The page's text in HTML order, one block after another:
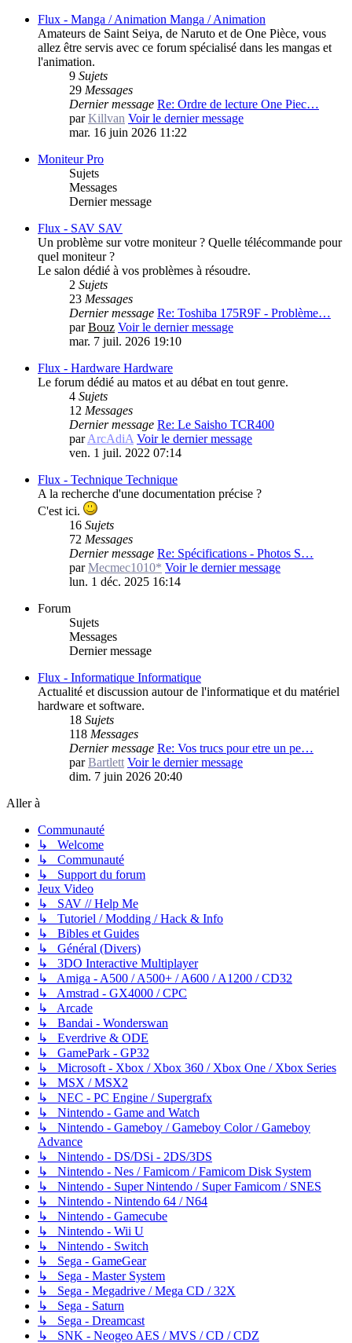
Flux - Manga / Animation Manga / Animation
Amateurs de Saint Seiya, de Naruto et de One Pièce, vous
allez être servis avec ce forum spécialisé dans les mangas et
l'animation.
9 Sujets
29 Messages
Dernier message Re: Ordre de lecture One Piec…
parKillvan Voir le dernier message
mar. 16 juin 2026 11:22
Moniteur Pro
Sujets
Messages
Dernier message
Flux - SAV SAV
Un problème sur votre moniteur ? Quelle télécommande pour
quel moniteur ?
Le salon dédié à vos problèmes à résoudre.
2 Sujets
23 Messages
Dernier message Re: Toshiba 175R9F - Problème…
parBouz Voir le dernier message
mar. 7 juil. 2026 19:10
Flux - Hardware Hardware
Le forum dédié au matos et au débat en tout genre.
4 Sujets
12 Messages
Dernier message Re: Le Saisho TCR400
parArcAdiA Voir le dernier message
ven. 1 juil. 2022 07:14
Flux - Technique Technique
A la recherche d'une documentation précise ?
C'est ici.
16 Sujets
72 Messages
Dernier message Re: Spécifications - Photos S…
parMecmec1010* Voir le dernier message
lun. 1 déc. 2025 16:14
Forum
Sujets
Messages
Dernier message
Flux - Informatique Informatique
Actualité et discussion autour de l'informatique et du matériel
hardware et software.
18 Sujets
118 Messages
Dernier message Re: Vos trucs pour etre un pe…
parBartlett Voir le dernier message
dim. 7 juin 2026 20:40
Aller à
Communauté
↳ Welcome
↳ Communauté
↳ Support du forum
Jeux Video
↳ SAV // Help Me
↳ Tutoriel / Modding / Hack & Info
↳ Bibles et Guides
↳ Général (Divers)
↳ 3DO Interactive Multiplayer
↳ Amiga - A500 / A500+ / A600 / A1200 / CD32
↳ Amstrad - GX4000 / CPC
↳ Arcade
↳ Bandai - Wonderswan
↳ Everdrive & ODE
↳ GamePark - GP32
↳ Microsoft - Xbox / Xbox 360 / Xbox One / Xbox Series
↳ MSX / MSX2
↳ NEC - PC Engine / Supergrafx
↳ Nintendo - Game and Watch
↳ Nintendo - Gameboy / Gameboy Color / Gameboy
Advance
↳ Nintendo - DS/DSi - 2DS/3DS
↳ Nintendo - Nes / Famicom / Famicom Disk System
↳ Nintendo - Super Nintendo / Super Famicom / SNES
↳ Nintendo - Nintendo 64 / N64
↳ Nintendo - Gamecube
↳ Nintendo - Wii U
↳ Nintendo - Switch
↳ Sega - GameGear
↳ Sega - Master System
↳ Sega - Megadrive / Mega CD / 32X
↳ Sega - Saturn
↳ Sega - Dreamcast
↳ SNK - Neogeo AES / MVS / CD / CDZ